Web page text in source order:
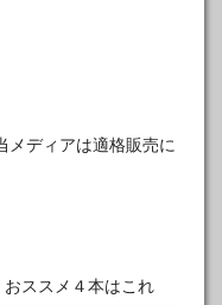
メディアは適格販売に
おススメ４本はこれ